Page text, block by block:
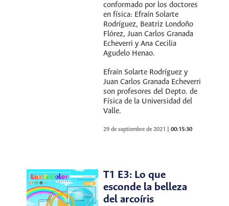
conformado por los doctores
en física: Efraín Solarte
Rodríguez, Beatriz Londoño
Flórez, Juan Carlos Granada
Echeverri y Ana Cecilia
Agudelo Henao.
Efraín Solarte Rodríguez y
Juan Carlos Granada Echeverri
son profesores del Depto. de
Física de la Universidad del
Valle.
29 de septiembre de 2021 |00:15:30
T1 E3: Lo que
esconde la belleza
del arcoíris